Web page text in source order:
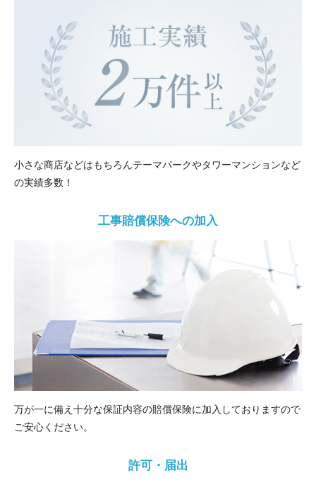
小さな商店などはもちろんテーマパークやタワーマンションなど
の実績多数！
工事賠償保険への加入
万が一に備え十分な保証内容の賠償保険に加入しておりますので
ご安心ください。
許可・届出